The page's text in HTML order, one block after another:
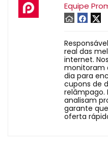
Equipe
real das
internet.
monitoram
dia para
cupons de
relâmpago.
analisam
garante
oferta